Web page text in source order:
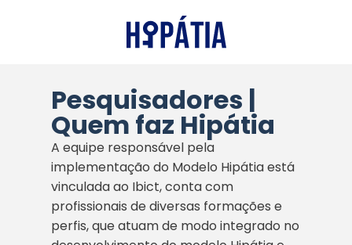
Pesquisadores |
Quem faz Hipátia
A equipe responsável pela
implementação do Modelo Hipátia está
vinculada ao Ibict, conta com
profissionais de diversas formações e
perfis, que atuam de modo integrado no